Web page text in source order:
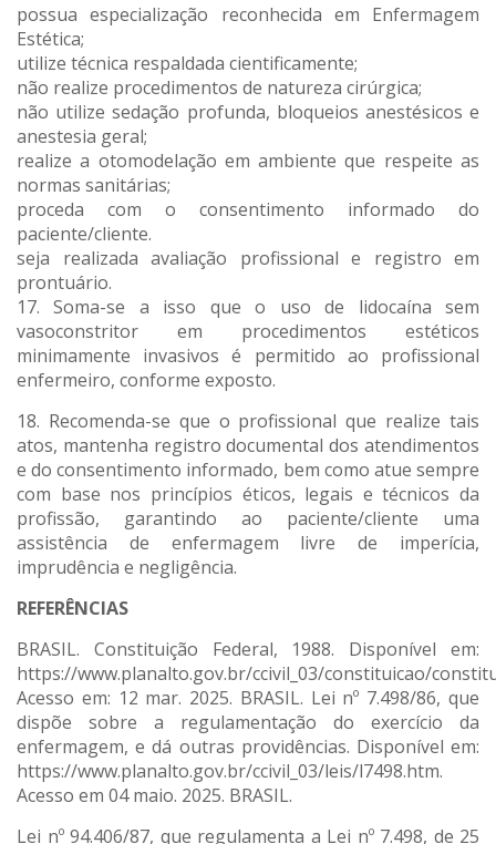
possua especialização reconhecida em Enfermagem
Estética;
utilize técnica respaldada cientificamente;
não realize procedimentos de natureza cirúrgica;
não utilize sedação profunda, bloqueios anestésicos e
anestesia geral;
realize a otomodelação em ambiente que respeite as
normas sanitárias;
proceda com o consentimento informado do
paciente/cliente.
seja realizada avaliação profissional e registro em
prontuário.
17. Soma-se a isso que o uso de lidocaína sem
vasoconstritor em procedimentos estéticos
minimamente invasivos é permitido ao profissional
enfermeiro, conforme exposto.
18. Recomenda-se que o profissional que realize tais
atos, mantenha registro documental dos atendimentos
e do consentimento informado, bem como atue sempre
com base nos princípios éticos, legais e técnicos da
profissão, garantindo ao paciente/cliente uma
assistência de enfermagem livre de imperícia,
imprudência e negligência.
REFERÊNCIAS
BRASIL. Constituição Federal, 1988. Disponível em:
https://www.planalto.gov.br/ccivil_03/constituicao/
Acesso em: 12 mar. 2025. BRASIL. Lei nº 7.498/86, que
dispõe sobre a regulamentação do exercício da
enfermagem, e dá outras providências. Disponível em:
https://www.planalto.gov.br/ccivil_03/leis/l7498.htm.
Acesso em 04 maio. 2025. BRASIL.
Lei nº 94.406/87, que regulamenta a Lei nº 7.498, de 25